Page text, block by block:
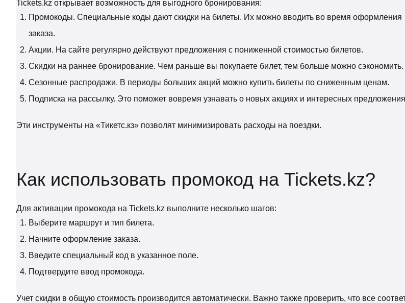
Tickets.kz открывает возможность для выгодного бронирования:
Промокоды. Специальные коды дают скидки на билеты. Их можно вводить во время оформления
заказа.
Акции. На сайте регулярно действуют предложения с пониженной стоимостью билетов.
Скидки на раннее бронирование. Чем раньше вы покупаете билет, тем больше можно сэкономить.
Сезонные распродажи. В периоды больших акций можно купить билеты по сниженным ценам.
Подписка на рассылку. Это поможет вовремя узнавать о новых акциях и интересных
Эти инструменты на «Тикетс.кз» позволят минимизировать расходы на поездки.
Как использовать промокод на Tickets.kz?
Для активации промокода на Tickets.kz выполните несколько шагов:
Выберите маршрут и тип билета.
Начните оформление заказа.
Введите специальный код в указанное поле.
Подтвердите ввод промокода.
Учет скидки в общую стоимость производится автоматически. Важно также проверить, что все